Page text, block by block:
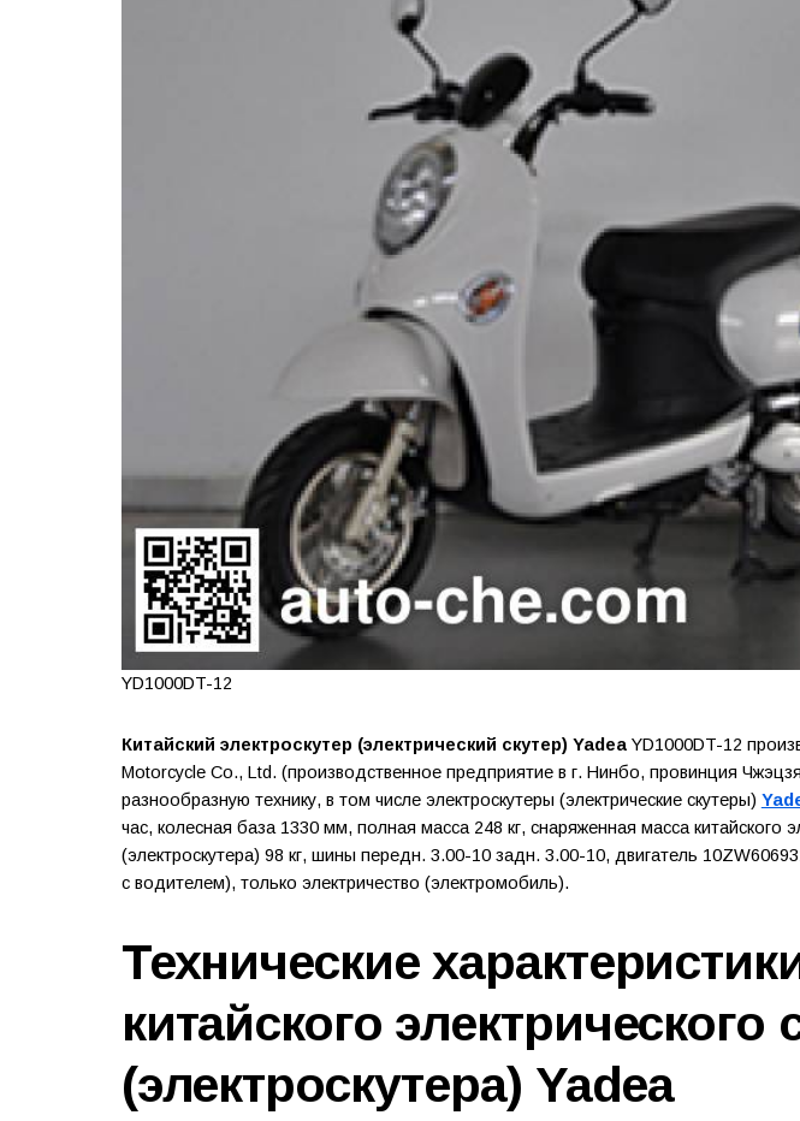
YD1000DT-12
Китайский электроскутер (электрический скутер) YadeaYD1000DT-12
Motorcycle Co., Ltd. (производственное предприятие в г. Нинбо, провинция
разнообразную технику, в том числе электроскутеры (электрические скутеры)
час, колесная база 1330 мм, полная масса 248 кг, снаряженная масса китайского
(электроскутера) 98 кг, шины передн. 3.00-10 задн. 3.00-10, двигатель
с водителем), только электричество (электромобиль).
Технические
китайского электрического
(электроскутера) Yadea